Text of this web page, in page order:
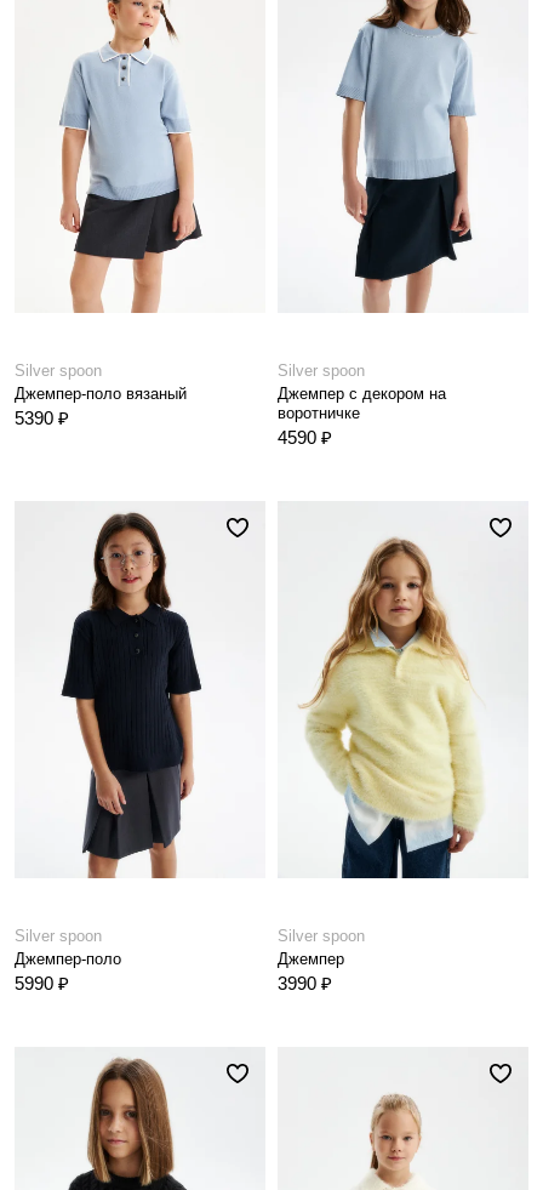
Silver spoon
Джемпер-поло вязаный
5390 ₽
Silver spoon
Джемпер с декором на
воротничке
4590 ₽
Silver spoon
Джемпер-поло
5990 ₽
Silver spoon
Джемпер
3990 ₽